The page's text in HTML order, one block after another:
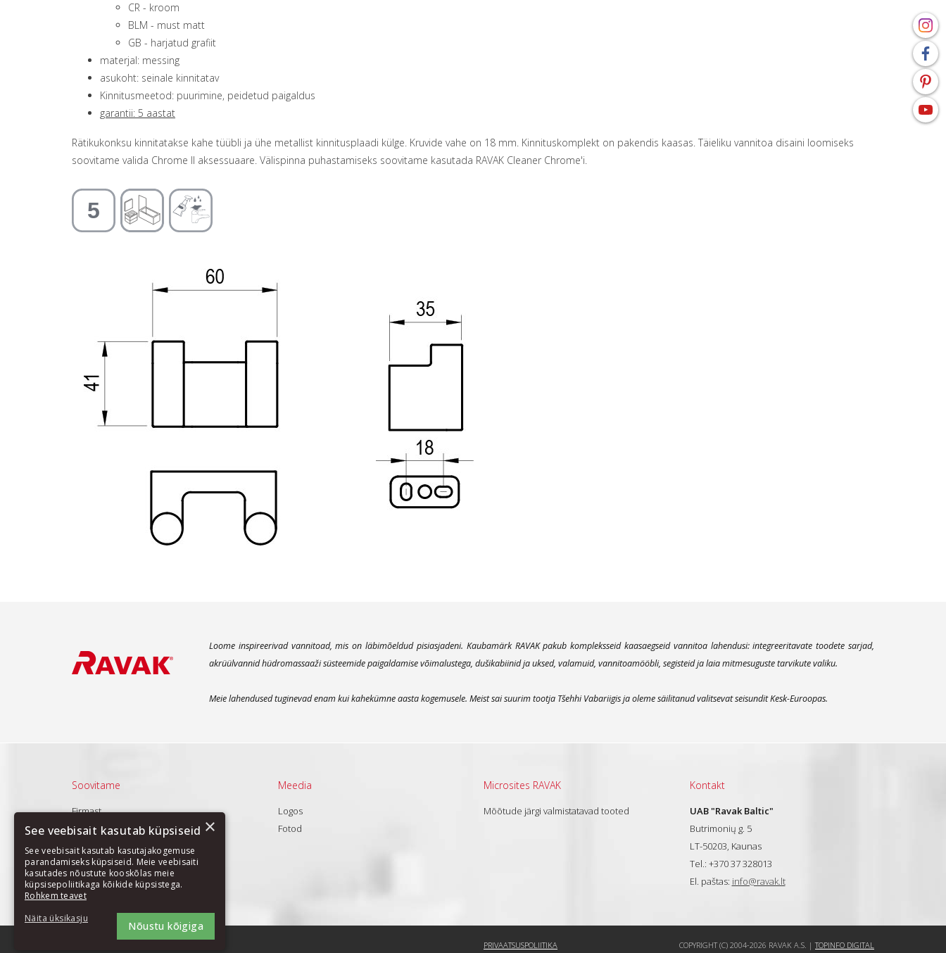
CR - kroom
BLM - must matt
GB - harjatud grafiit
materjal: messing
asukoht: seinale kinnitatav
Kinnitusmeetod: puurimine, peidetud paigaldus
garantii: 5 aastat
Rätikukonksu kinnitatakse kahe tüübli ja ühe metallist kinnitusplaadi külge. Kruvide vahe on 18 mm. Kinnituskomplekt on pakendis kaasas. Täieliku vannitoa disaini loomiseks
soovitame valida Chrome II aksessuaare. Välispinna puhastamiseks soovitame kasutada RAVAK Cleaner Chrome'i.
Loome inspireerivad vannitoad, mis on läbimõeldud pisiasjadeni. Kaubamärk RAVAK pakub kompleksseid kaasaegseid vannitoa lahendusi: integreeritavate toodete sarjad,
akrüülvannid hüdromassaaži süsteemide paigaldamise võimalustega, dušikabiinid ja uksed, valamuid, vannitoamööbli, segisteid ja laia mitmesuguste tarvikute valiku.
Meie lahendused tuginevad enam kui kahekümne aasta kogemusele. Meist sai suurim tootja Tšehhi Vabariigis ja oleme säilitanud valitsevat seisundit Kesk-Euroopas.
Soovitame
Firmast
Tooted
Uudised
Pakkumine
Meedia
Logos
Fotod
Microsites RAVAK
Mõõtude järgi valmistatavad tooted
Kontakt
UAB "Ravak Baltic"
Butrimonių g. 5
LT-50203, Kaunas
Tel.: +370 37 328013
El. paštas: info@ravak.lt
PRIVAATSUSPOLIITIKA COPYRIGHT (C) 2004-2026 RAVAK A.S. |TOPINFO DIGITAL
×
See veebisait kasutab küpsiseid
See veebisait kasutab kasutajakogemuse
parandamiseks küpsiseid. Meie veebisaiti
kasutades nõustute kooskõlas meie
küpsisepoliitikaga kõikide küpsistega.
Rohkem teavet
Nõustu kõigiga
Näita üksikasju